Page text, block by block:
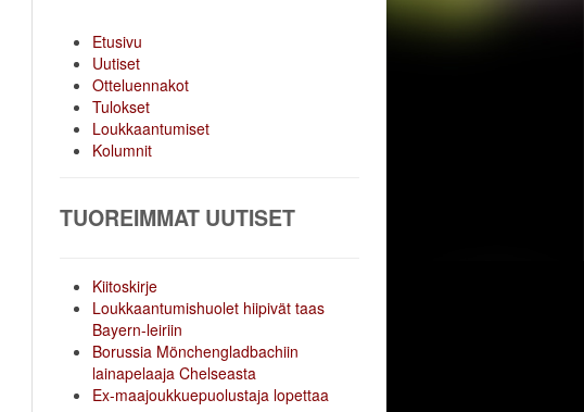
Etusivu
Uutiset
Otteluennakot
Tulokset
Loukkaantumiset
Kolumnit
TUOREIMMAT UUTISET
Kiitoskirje
Loukkaantumishuolet hiipivät taas
Bayern-leiriin
Borussia Mönchengladbachiin
lainapelaaja Chelseasta
Ex-maajoukkuepuolustaja lopettaa